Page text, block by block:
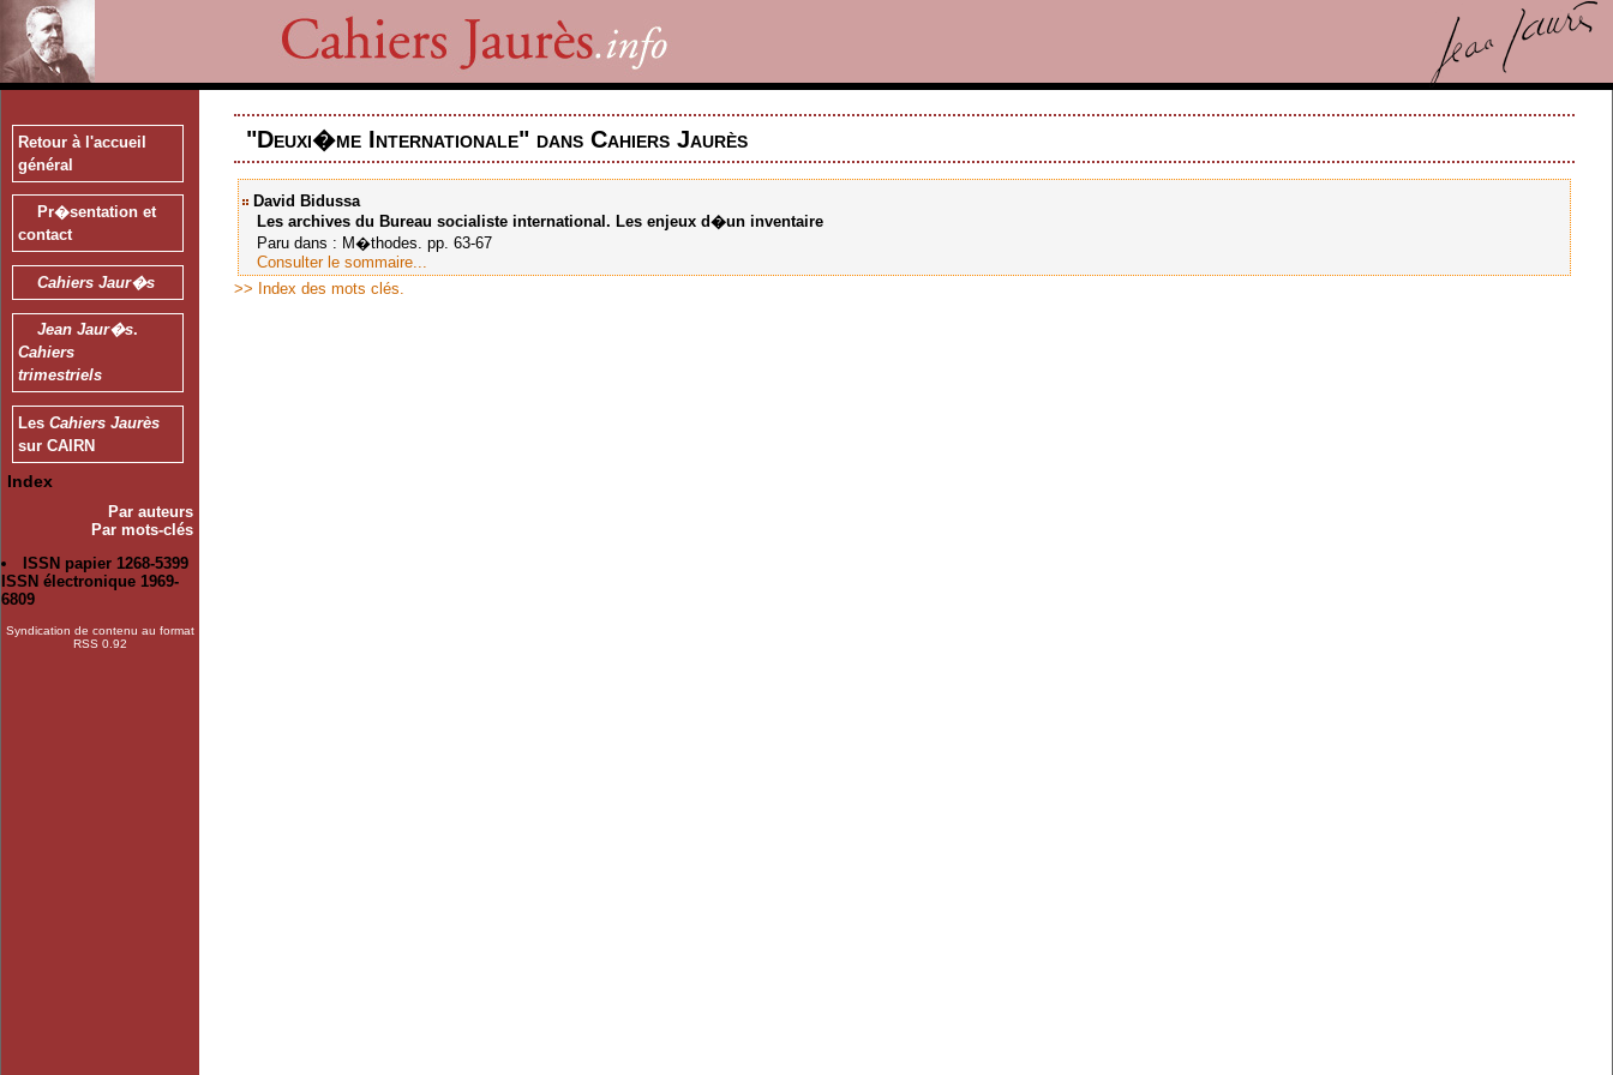
Retour à l'accueil
général
Pr�sentation et
contact
Cahiers Jaur�s
Jean Jaur�s.
Cahiers
trimestriels
Les Cahiers Jaurès
sur CAIRN
Index
Par auteurs
Par mots-clés
ISSN papier 1268-5399
ISSN électronique 1969-
6809
Syndication de contenu au format
RSS 0.92
"Deuxi�me Internationale" dans Cahiers Jaurès
David Bidussa
Les archives du Bureau socialiste international. Les enjeux d�un inventaire
Paru dans : M�thodes. pp. 63-67
Consulter le sommaire...
>> Index des mots clés.